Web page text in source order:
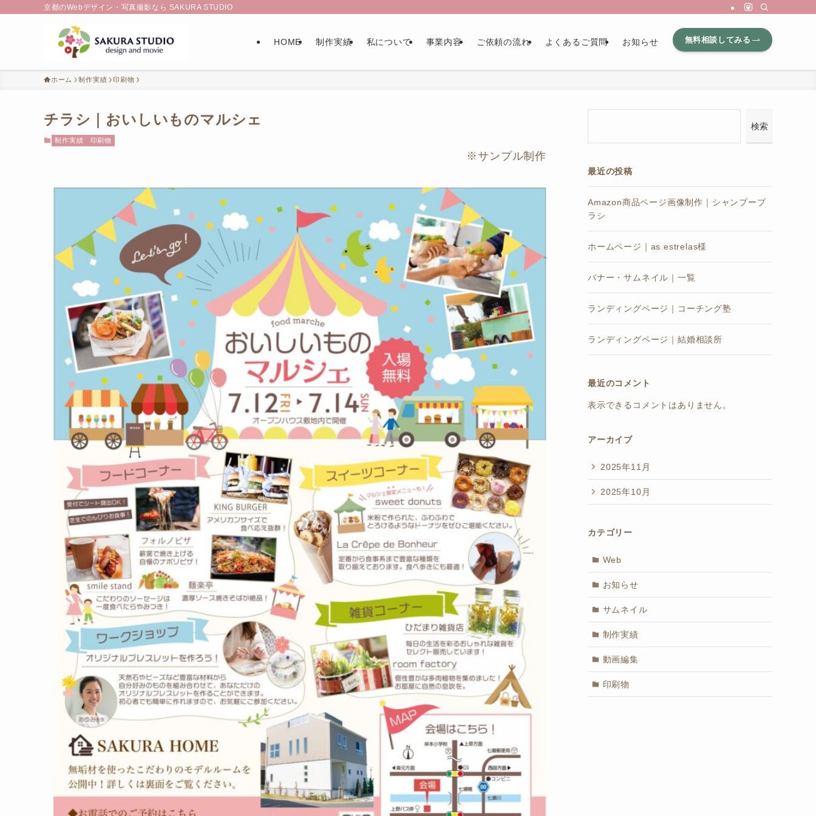
京都のWebデザイン・写真撮影なら SAKURA STUDIO
HOME 制作実績 私について 事業内容 ご依頼の流れ よくあるご質問 お知らせ 無料相談してみる
ホーム 制作実績 印刷物
チラシ｜おいしいものマルシェ
制作実績 印刷物
※サンプル制作
検索
最近の投稿
Amazon商品ページ画像制作｜シャンプーブ
ラシ
ホームページ｜as estrelas様
バナー・サムネイル｜一覧
ランディングページ｜コーチング塾
ランディングページ｜結婚相談所
最近のコメント
表示できるコメントはありません。
アーカイブ
2025年11月
2025年10月
カテゴリー
Web
お知らせ
サムネイル
制作実績
動画編集
印刷物